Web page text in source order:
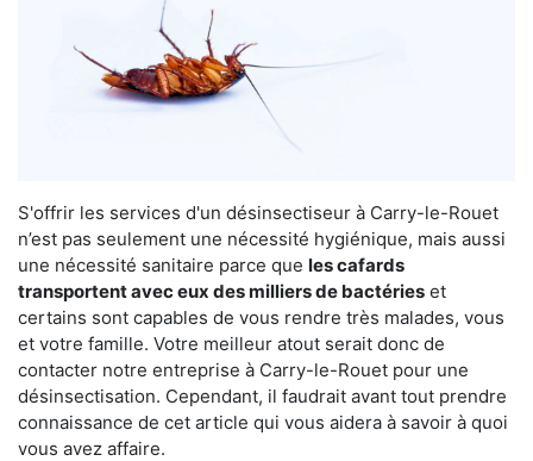
S'offrir les services d'un désinsectiseur à Carry-le-Rouet
n’est pas seulement une nécessité hygiénique, mais aussi
une nécessité sanitaire parce que les cafards
transportent avec eux des milliers de bactéries et
certains sont capables de vous rendre très malades, vous
et votre famille. Votre meilleur atout serait donc de
contacter notre entreprise à Carry-le-Rouet pour une
désinsectisation. Cependant, il faudrait avant tout prendre
connaissance de cet article qui vous aidera à savoir à quoi
vous avez affaire.